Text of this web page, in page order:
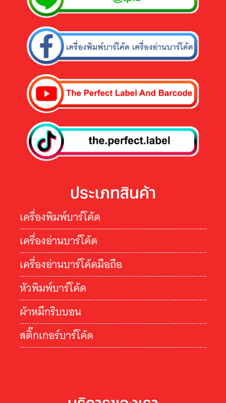
ประเภทสินค้า
เครื่องพิมพ์บาร์โค้ด
เครื่องอ่านบาร์โค้ด
เครื่องอ่านบาร์โค้ดมือถือ
หัวพิมพ์บาร์โค้ด
ผ้าหมึกริบบอน
สติ๊กเกอร์บาร์โค้ด